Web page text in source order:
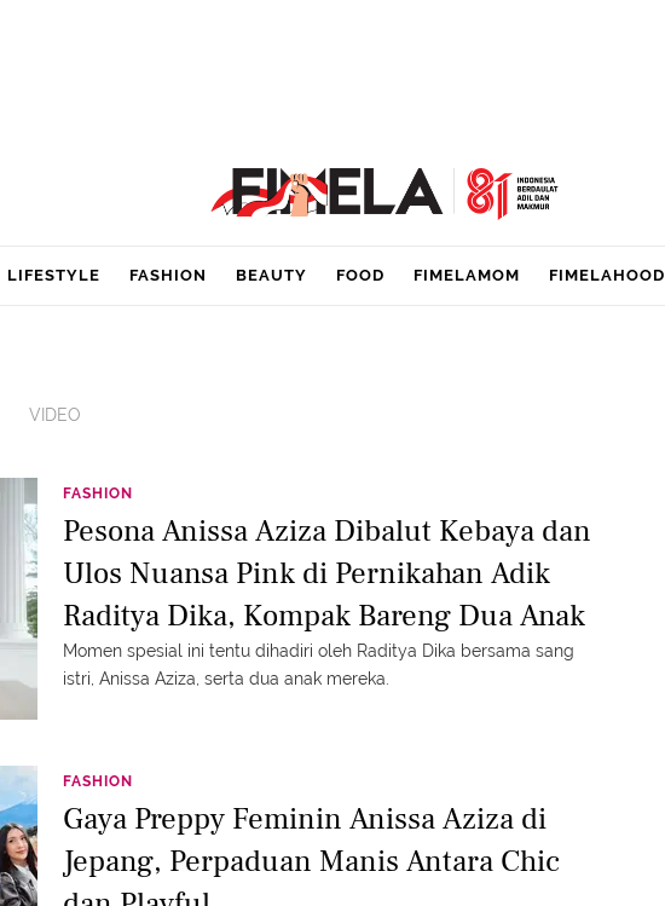
LIFESTYLE FASHION BEAUTY FOOD FIMELAMOM FIMELAHOOD
VIDEO
FASHION
Pesona Anissa Aziza Dibalut Kebaya dan
Ulos Nuansa Pink di Pernikahan Adik
Raditya Dika, Kompak Bareng Dua Anak
Momen spesial ini tentu dihadiri oleh Raditya Dika bersama sang
istri, Anissa Aziza, serta dua anak mereka.
FASHION
Gaya Preppy Feminin Anissa Aziza di
Jepang, Perpaduan Manis Antara Chic